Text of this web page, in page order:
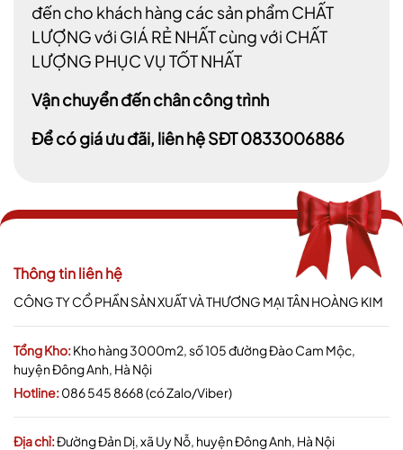
đến cho khách hàng các sản phẩm CHẤT
LƯỢNG với GIÁ RẺ NHẤT cùng với CHẤT
LƯỢNG PHỤC VỤ TỐT NHẤT
Vận chuyển đến chân công trình
Để có giá ưu đãi, liên hệ SĐT 0833006886
Thông tin liên hệ
CÔNG TY CỔ PHẦN SẢN XUẤT VÀ THƯƠNG MẠI TÂN HOÀNG KIM
Tổng Kho:Kho hàng 3000m2, số 105 đường Đào Cam Mộc,
huyện Đông Anh, Hà Nội
Hotline:086 545 8668 (có Zalo/Viber)
Địa chỉ:Đường Đản Dị, xã Uy Nỗ, huyện Đông Anh, Hà Nội